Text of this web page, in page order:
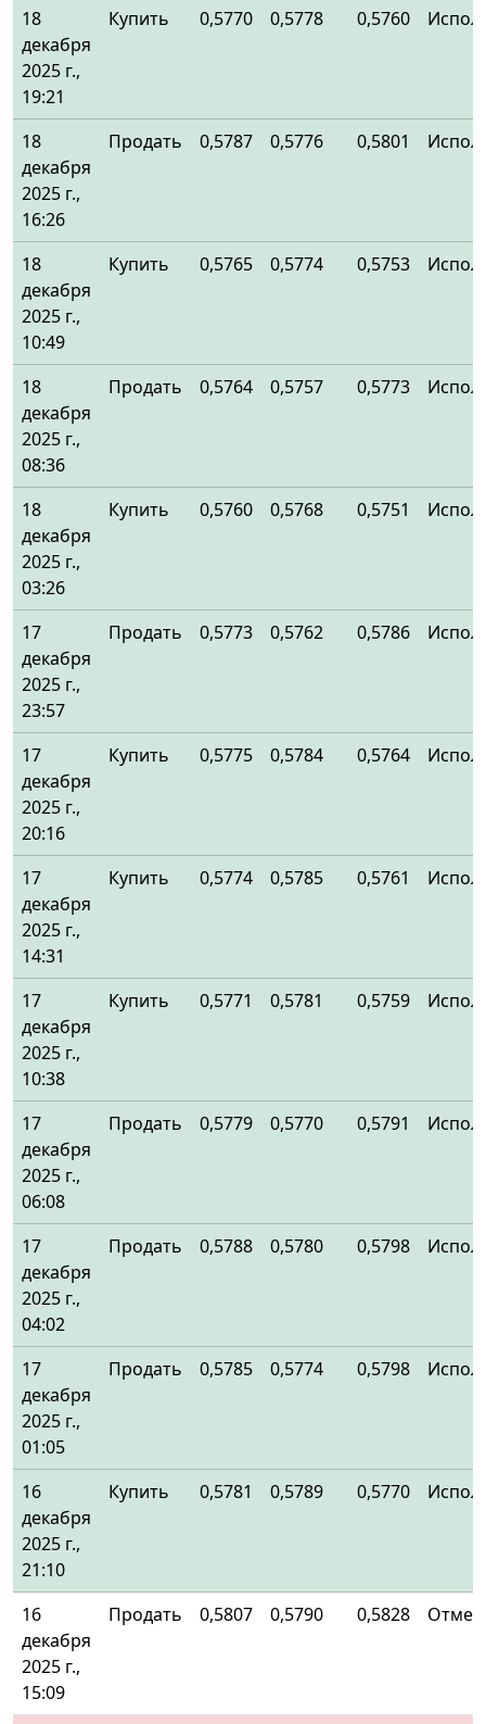
18
декабря
2025 г.,
19:21
Купить 0,5770 0,5778 0,5760
18
декабря
2025 г.,
16:26
Продать 0,5787 0,5776 0,5801
18
декабря
2025 г.,
10:49
Купить 0,5765 0,5774 0,5753
18
декабря
2025 г.,
08:36
Продать 0,5764 0,5757 0,5773
18
декабря
2025 г.,
03:26
Купить 0,5760 0,5768 0,5751
17
декабря
2025 г.,
23:57
Продать 0,5773 0,5762 0,5786
17
декабря
2025 г.,
20:16
Купить 0,5775 0,5784 0,5764
17
декабря
2025 г.,
14:31
Купить 0,5774 0,5785 0,5761
17
декабря
2025 г.,
10:38
Купить 0,5771 0,5781 0,5759
17
декабря
2025 г.,
06:08
Продать 0,5779 0,5770 0,5791
17
декабря
2025 г.,
04:02
Продать 0,5788 0,5780 0,5798
17
декабря
2025 г.,
01:05
Продать 0,5785 0,5774 0,5798
16
декабря
2025 г.,
21:10
Купить 0,5781 0,5789 0,5770
16
декабря
2025 г.,
15:09
Продать 0,5807 0,5790 0,5828